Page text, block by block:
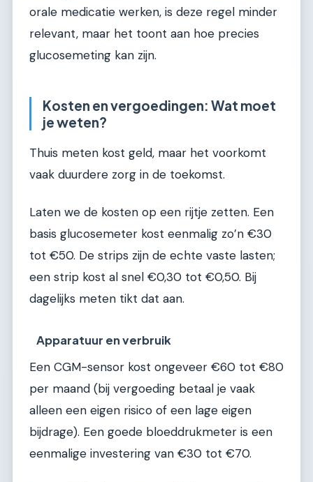
orale medicatie werken, is deze regel minder
relevant, maar het toont aan hoe precies
glucosemeting kan zijn.
Kosten en vergoedingen: Wat moet
je weten?
Thuis meten kost geld, maar het voorkomt
vaak duurdere zorg in de toekomst.
Laten we de kosten op een rijtje zetten. Een
basis glucosemeter kost eenmalig zo’n €30
tot €50. De strips zijn de echte vaste lasten;
een strip kost al snel €0,30 tot €0,50. Bij
dagelijks meten tikt dat aan.
Apparatuur en verbruik
Een CGM-sensor kost ongeveer €60 tot €80
per maand (bij vergoeding betaal je vaak
alleen een eigen risico of een lage eigen
bijdrage). Een goede bloeddrukmeter is een
eenmalige investering van €30 tot €70.